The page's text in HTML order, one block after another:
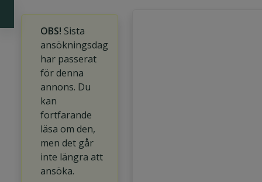
OBS! Sista
ansökningsdag
har passerat
för denna
annons. Du
kan
fortfarande
läsa om den,
men det går
inte längra att
ansöka.